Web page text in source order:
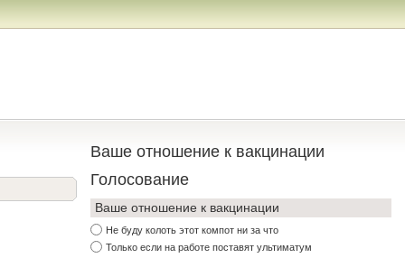
Ваше отношение к вакцинации
Голосование
Ваше отношение к вакцинации
Не буду колоть этот компот ни за что
Только если на работе поставят ультиматум